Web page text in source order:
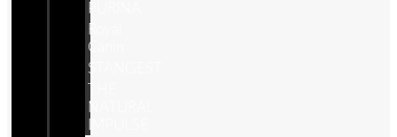
PURINA
Royal
Canin
STANGEST
NATURAL